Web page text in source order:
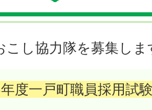
こし協力隊を募集しま
度一戸町職員採用試